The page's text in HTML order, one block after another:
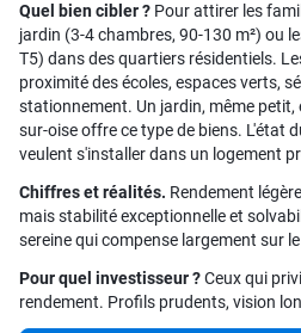
Quel bien cibler ? Pour attirer les
jardin (3-4 chambres, 90-130 m²) ou
T5) dans des quartiers résidentiels.
proximité des écoles, espaces verts,
stationnement. Un jardin, même
sur-oise offre ce type de biens. L'état
veulent s'installer dans un logement
Chiffres et réalités. Rendement
mais stabilité exceptionnelle et
sereine qui compense largement sur
Pour quel investisseur ?Ceux qui
rendement. Profils prudents, vision